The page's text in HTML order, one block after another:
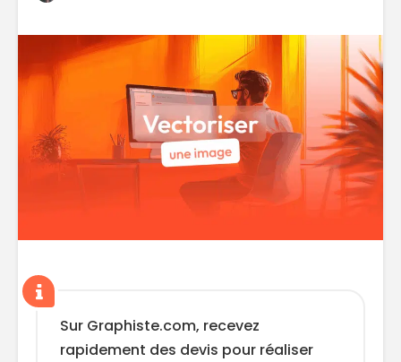
Sur Graphiste.com, recevez
rapidement des devis pour réaliser